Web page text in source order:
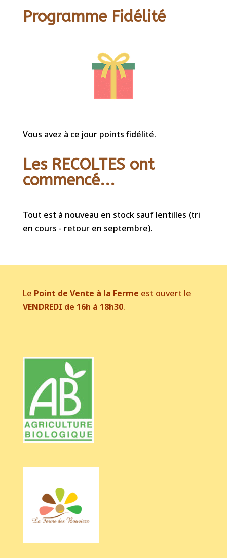
Programme Fidélité
Vous avez à ce jour points fidélité.
Les RECOLTES ont
commencé...
Tout est à nouveau en stock sauf lentilles (tri
en cours - retour en septembre).
Le Point de Vente à la Ferme est ouvert le
VENDREDI de 16h à 18h30.